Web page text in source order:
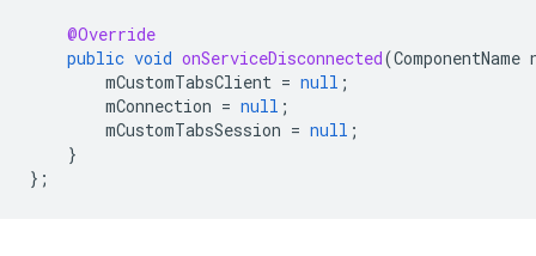
@Override
public void onServiceDisconnected(ComponentName
mCustomTabsClient = null ;
mConnection = null ;
mCustomTabsSession = null ;
}
};